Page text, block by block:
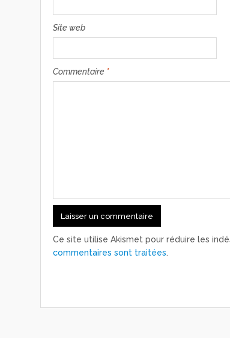
Site web
Commentaire *
Ce site utilise Akismet pour réduire les
commentaires sont traitées.